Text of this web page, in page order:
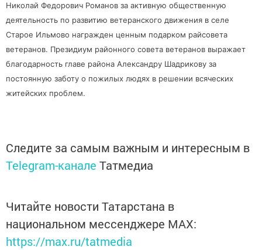
Николай Федорович Романов за активную общественную
деятельность по развитию ветеранского движения в селе
Старое Ильмово награжден ценным подарком райсовета
ветеранов. Президиум районного совета ветеранов выражает
благодарность главе района Александру Шадрикову за
постоянную заботу о пожилых людях в решении всяческих
житейских проблем.
Следите за самым важным и интересным в
Telegram-канале Татмедиа
Читайте новости Татарстана в
национальном мессенджере MАХ:
https://max.ru/tatmedia